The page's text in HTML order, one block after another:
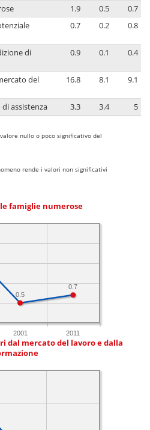
1.9 0.5
0.7
0.7 0.2 0.8
di
0.9 0.1 0.4
del
16.8 8.1 9.1
assistenza 3.3 3.4 5
nullo o poco significativo del
rende i valori non significativi
famiglie numerose
2001 2011
0.7
0.5
dal mercato del lavoro e dalla